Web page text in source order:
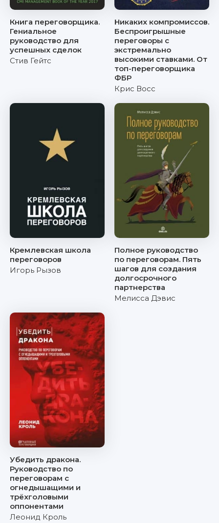
Книга переговорщика.
Гениальное
руководство для
успешных сделок
Стив Гейтс
Никаких компромиссов.
Беспроигрышные
переговоры с
экстремально
высокими ставками. От
топ-переговорщика
ФБР
Крис Восс
Кремлевская школа
переговоров
Игорь Рызов
Полное руководство
по переговорам. Пять
шагов для создания
долгосрочного
партнерства
Мелисса Дэвис
Убедить дракона.
Руководство по
переговорам с
огнедышащими и
трёхголовыми
оппонентами
Леонид Кроль